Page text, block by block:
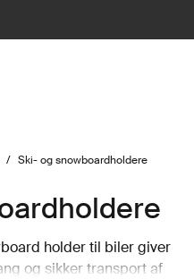
/ Ski- og snowboardholdere
holder til biler giver
og sikker transport af